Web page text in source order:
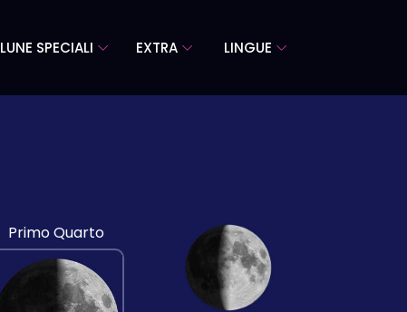
LUNE SPECIALI EXTRA LINGUE
Primo Quarto